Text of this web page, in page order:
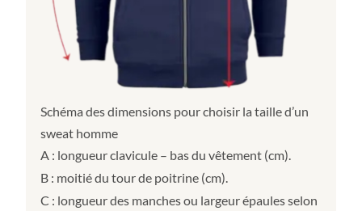
Schéma des dimensions pour choisir la taille d’un
sweat homme
A : longueur clavicule – bas du vêtement (cm).
B : moitié du tour de poitrine (cm).
C : longueur des manches ou largeur épaules selon